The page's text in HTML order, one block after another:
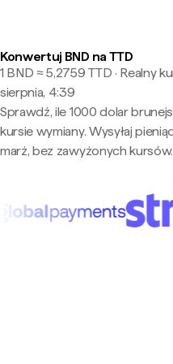
Konwertuj BND na TTD
1 BND ≈ 5,2759 TTD · Realny
sierpnia, 4:39
Sprawdź, ile 1000 dolar
kursie wymiany. Wysyłaj
marż, bez zawyżonych kursów.